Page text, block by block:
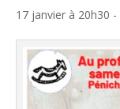
17 janvier à 20h30 -